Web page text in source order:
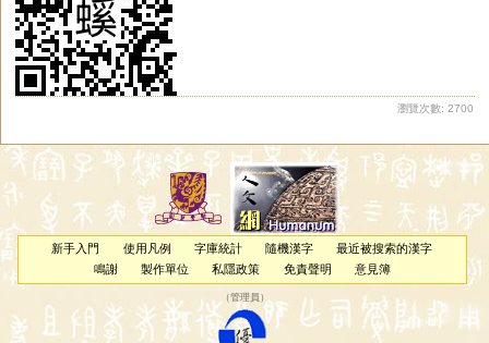
瀏覽次數: 2700
新手入門 使用凡例 字庫統計 隨機漢字
最近被搜索的漢字
鳴謝
製作單位 私隱政策 免責聲明 意見簿
（管理員 ）